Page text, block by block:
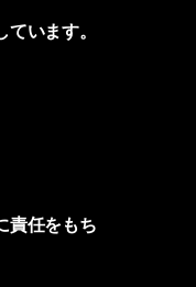
います。
責任をもち